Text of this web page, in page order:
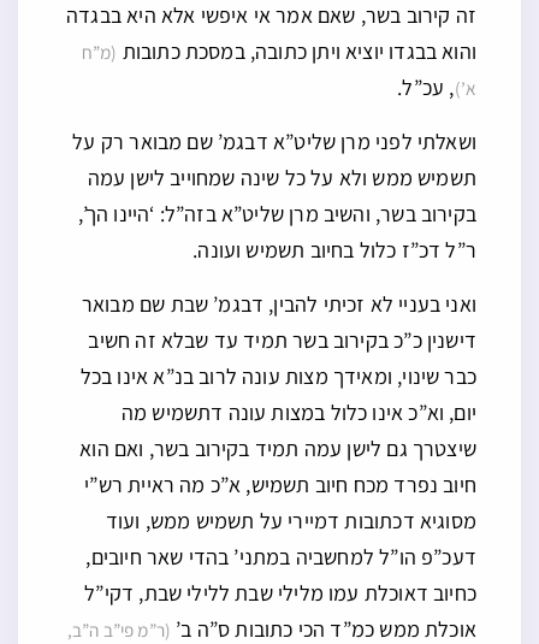
זה קירוב בשר, שאם אמר אי איפשי אלא היא בבגדה
והוא בבגדו יוציא ויתן כתובה, במסכת כתובות (מ”ח
א’), עכ”ל.
ושאלתי לפני מרן שליט”א דבגמ’ שם מבואר רק על
תשמיש ממש ולא על כל שינה שמחוייב לישן עמה
בקירוב בשר, והשיב מרן שליט”א בזה”ל: ‘היינו הך’,
ר”ל דכ”ז כלול בחיוב תשמיש ועונה.
ואני בעניי לא זכיתי להבין, דבגמ’ שבת שם מבואר
דישנין כ”כ בקירוב בשר תמיד עד שבלא זה חשיב
כבר שינוי, ומאידך מצות עונה לרוב בנ”א אינו בכל
יום, וא”כ אינו כלול במצות עונה דתשמיש מה
שיצטרך גם לישן עמה תמיד בקירוב בשר, ואם הוא
חיוב נפרד מכח חיוב תשמיש, א”כ מה ראיית רש”י
מסוגיא דכתובות דמיירי על תשמיש ממש, ועוד
דעכ”פ הו”ל למחשביה במתני’ בהדי שאר חיובים,
כחיוב דאוכלת עמו מלילי שבת ללילי שבת, דקי”ל
אוכלת ממש כמ”ד הכי כתובות ס”ה ב’ (ר”מ פי”ב ה”ב,